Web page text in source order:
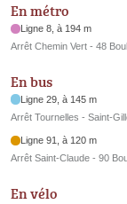
En métro
Ligne 8, à 194 m
Arrêt Chemin Vert - 48
En bus
Ligne 29, à 145 m
Arrêt Tournelles - Saint-
Ligne 91, à 120 m
Arrêt Saint-Claude - 90
En vélo